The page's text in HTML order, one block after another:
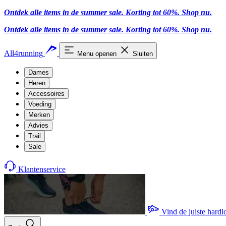
Ontdek alle items in de summer sale. Korting tot 60%. Shop nu.
Ontdek alle items in de summer sale. Korting tot 60%. Shop nu.
All4running Menu openen Sluiten
Dames
Heren
Accessoires
Voeding
Merken
Advies
Trail
Sale
Klantenservice
Vind de juiste